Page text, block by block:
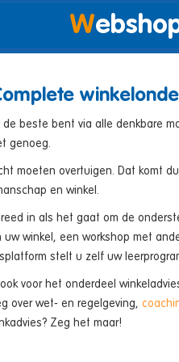
W
brood of kibbeling niet
u daarom graag bij het
(potentiële) klanten online
prachtige aanvulling op uw fysieke
werven!
beste bent via alle denkbare
genoeg.
moeten overtuigen. Dat komt
en winkel.
in als het gaat om de
uw winkel, een workshop met
stelt u zelf uw
voor het onderdeel
over wet- en regelgeving,
Zeg het maar!